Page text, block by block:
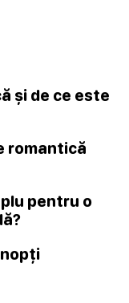
și de ce este
romantică
pentru o